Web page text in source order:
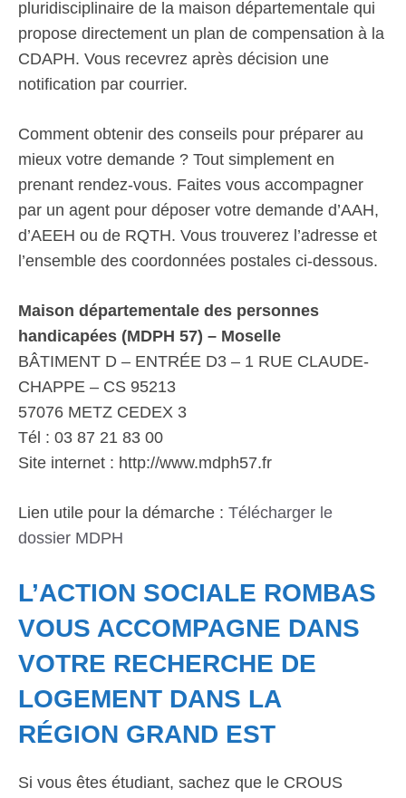
pluridisciplinaire de la maison départementale qui
propose directement un plan de compensation à la
CDAPH. Vous recevrez après décision une
notification par courrier.
Comment obtenir des conseils pour préparer au
mieux votre demande ? Tout simplement en
prenant rendez-vous. Faites vous accompagner
par un agent pour déposer votre demande d’AAH,
d’AEEH ou de RQTH. Vous trouverez l’adresse et
l’ensemble des coordonnées postales ci-dessous.
Maison départementale des personnes
handicapées (MDPH 57) – Moselle
BÂTIMENT D – ENTRÉE D3 – 1 RUE CLAUDE-
CHAPPE – CS 95213
57076 METZ CEDEX 3
Tél : 03 87 21 83 00
Site internet : http://www.mdph57.fr
Lien utile pour la démarche : Télécharger le
dossier MDPH
L’ACTION SOCIALE ROMBAS
VOUS ACCOMPAGNE DANS
VOTRE RECHERCHE DE
LOGEMENT DANS LA
RÉGION GRAND EST
Si vous êtes étudiant, sachez que le CROUS